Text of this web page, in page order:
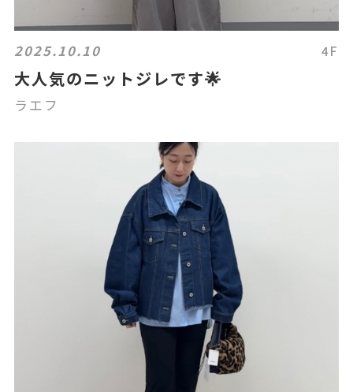
2025.10.10 4F
大人気のニットジレです🌟
ラエフ